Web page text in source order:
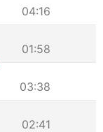
04:16
01:58
03:38
02:41